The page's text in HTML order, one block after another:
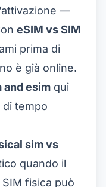
—
eSIM vs SIM
prima di
è già online.
esim qui
tempo
sim vs
quando il
fisica può